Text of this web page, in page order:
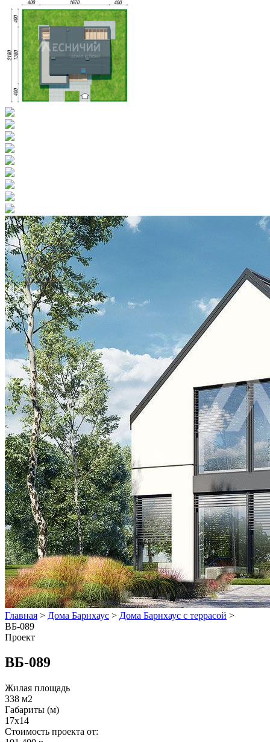
Главная > Дома Барнхаус > Дома Барнхаус с террасой >
ВБ-089
Проект
ВБ-089
Жилая площадь
338 м2
Габариты (м)
17x14
Стоимость проекта от: